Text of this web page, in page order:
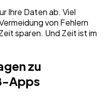
Ihre Daten ab. Viel
von Fehlern
sparen. Und Zeit ist im
zu
Apps